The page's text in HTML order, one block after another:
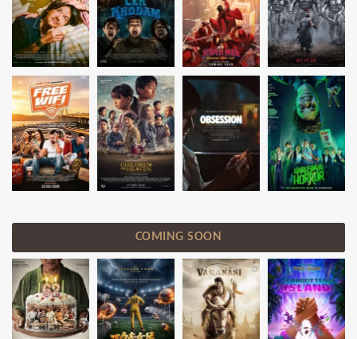
COMING SOON